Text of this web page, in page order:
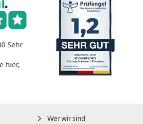
Sehr
hier,
Wer wir sind